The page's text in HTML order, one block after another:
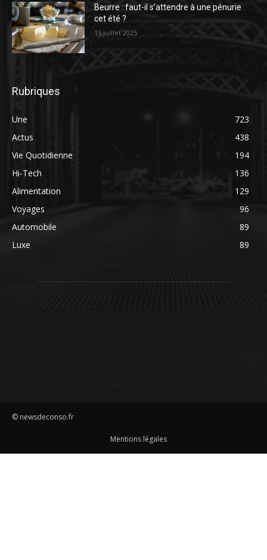
Beurre : faut-il s’attendre à une pénurie
cet été ?
15 juillet 2025
Rubriques
Une
723
Actus
438
Vie Quotidienne
194
Hi-Tech
136
Alimentation
129
Voyages
96
Automobile
89
Luxe
89
© newsdeconso.fr
Mentions légales